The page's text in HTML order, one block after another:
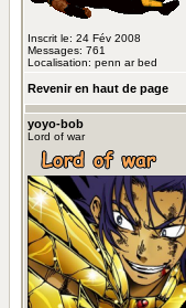
Inscrit le: 24 Fév 2008
Messages: 761
Localisation: penn ar bed
Revenir en haut de page
yoyo-bob
Lord of war